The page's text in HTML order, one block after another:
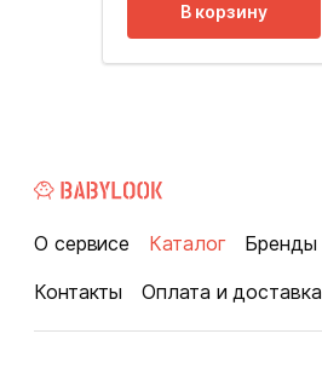
В корзину
О сервисе Каталог Бренды
Контакты
Оплата и доставка